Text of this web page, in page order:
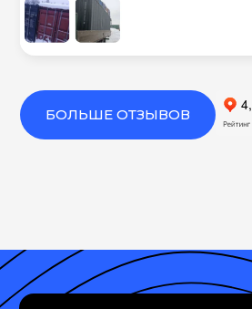
БОЛЬШЕ ОТЗЫВОВ